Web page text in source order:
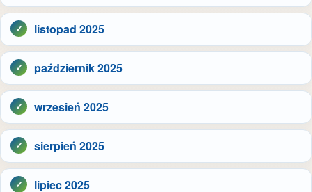
listopad 2025
październik 2025
wrzesień 2025
sierpień 2025
lipiec 2025